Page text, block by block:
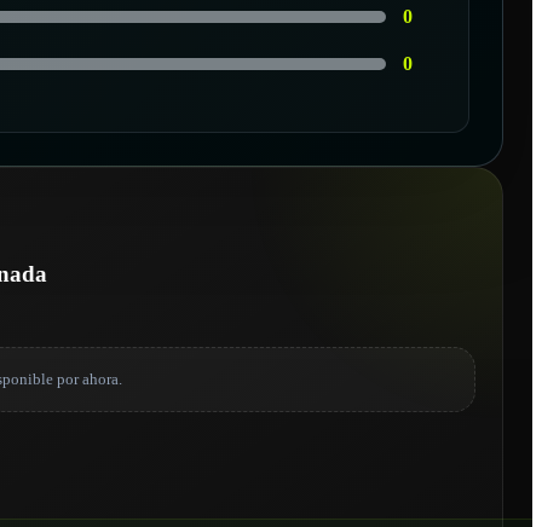
0
0
por ahora.